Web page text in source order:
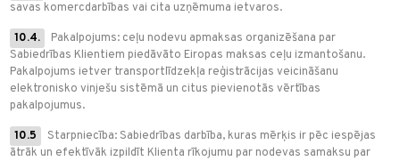
savas komercdarbības vai cita uzņēmuma ietvaros.
10.4.
Pakalpojums: ceļu nodevu apmaksas organizēšana par
Sabiedrības Klientiem piedāvāto Eiropas maksas ceļu izmantošanu.
Pakalpojums ietver transportlīdzekļa reģistrācijas veicināšanu
elektronisko vinješu sistēmā un citus pievienotās vērtības
pakalpojumus.
10.5
Starpniecība: Sabiedrības darbība, kuras mērķis ir pēc iespējas
ātrāk un efektīvāk izpildīt Klienta rīkojumu par nodevas samaksu par